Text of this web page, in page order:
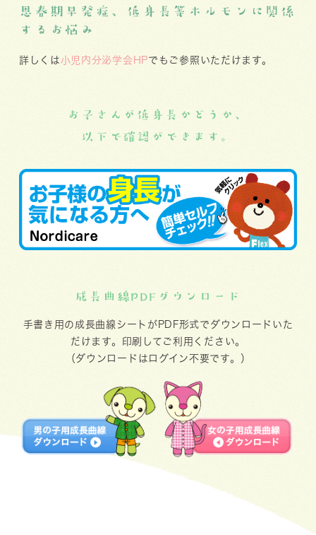
思春期早発症、低身長等ホルモンに関係
するお悩み
詳しくは小児内分泌学会HPでもご参照いただけます。
お子さんが低身長かどうか、
以下で確認ができます。
成長曲線PDFダウンロード
手書き用の成長曲線シートがPDF形式でダウンロードいた
だけます。印刷してご利用ください。
（ダウンロードはログイン不要です。）